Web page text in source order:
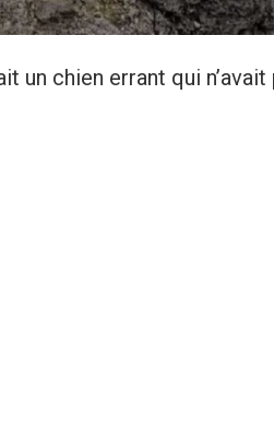
un chien errant qui n’avait